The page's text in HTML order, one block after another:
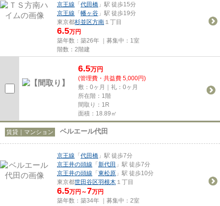
京王線 「代田橋 」駅 徒歩15分
京王線 「幡ヶ谷 」駅 徒歩19分
東京都杉並区方南 １丁目
6.5万円
築年数：築26年 ｜募集中： 1室
階数：2階建
6.5万円
(管理費・共益費 5,000円)
敷：0ヶ月｜礼：0ヶ月
所在階：1階
間取り：1R
面積：18.89㎡
賃貸｜マンション ベルエール代田
京王線 「代田橋 」駅 徒歩7分
京王井の頭線 「新代田 」駅 徒歩7分
京王井の頭線 「東松原 」駅 徒歩10分
東京都世田谷区羽根木 １丁目
6.5万円～7万円
築年数：築34年 ｜募集中： 2室